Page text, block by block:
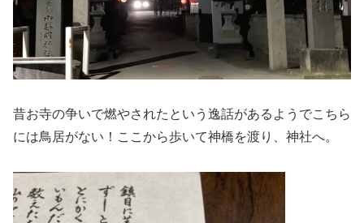
昔お寺の争いで燃やされたという逸話があるようでこちら
には鳥居がない！ここから歩いて神橋を渡り、神社へ。